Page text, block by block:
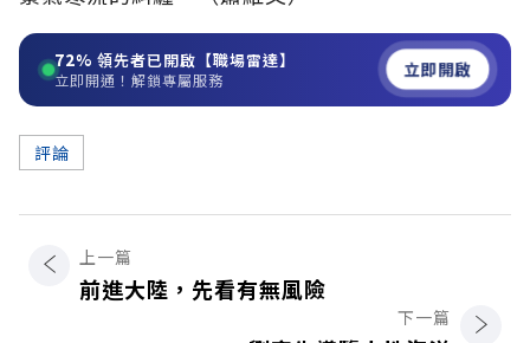
72% 領先者已開啟【職場雷達】
立即開通！解鎖專屬服務 立即開啟
評論
上一篇
前進大陸，先看有無風險
下一篇